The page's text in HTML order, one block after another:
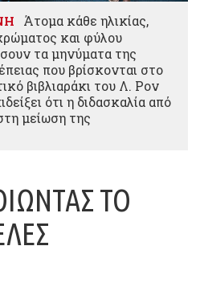
Άτομα κάθε ηλικίας,
και φύλου
τα μηνύματα της
που βρίσκονται στο
βιβλιαράκι του Λ. Ρον
ότι η διδασκαλία από
μείωση της
ΤΟ